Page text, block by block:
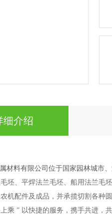
细介绍
材料有限公司位于国家园林城市
坯、平焊法兰毛坯、船用法兰毛
机配件及成品，并承揽切割各种
乘 ” 以快捷的服务，携手共进，